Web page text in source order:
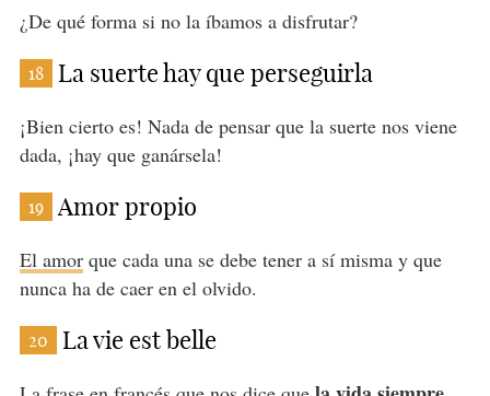
¿De qué forma si no la íbamos a disfrutar?
18 La suerte hay que perseguirla
¡Bien cierto es! Nada de pensar que la suerte nos viene
dada, ¡hay que ganársela!
19 Amor propio
El amorque cada una se debe tener a sí misma y que
nunca ha de caer en el olvido.
20 La vie est belle